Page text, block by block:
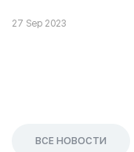
27 Sep 2023
ВСЕ НОВОСТИ